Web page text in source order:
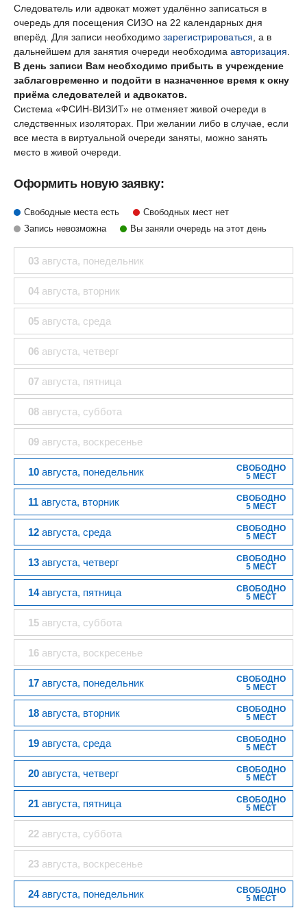
Следователь или адвокат может удалённо записаться в
очередь для посещения СИЗО на 22 календарных дня
вперёд. Для записи необходимо зарегистрироваться , а в
дальнейшем для занятия очереди необходима авторизация
В день записи Вам необходимо прибыть в учреждение
заблаговременно и подойти в назначенное время к окну
приёма следователей и адвокатов.
Система «ФСИН-ВИЗИТ» не отменяет живой очереди в
следственных изоляторах. При желании либо в случае, если
все места в виртуальной очереди заняты, можно занять
место в живой очереди.
Оформить новую заявку:
Свободные места есть
Свободных мест нет
Запись невозможна
Вы заняли очередь на этот день
03 августа, понедельник
04 августа, вторник
05 августа, среда
06 августа, четверг
07 августа, пятница
08 августа, суббота
09 августа, воскресенье
10 августа, понедельник
СВОБОДНО
5 МЕСТ
11 августа, вторник
СВОБОДНО
5 МЕСТ
12 августа, среда
СВОБОДНО
5 МЕСТ
13 августа, четверг
СВОБОДНО
5 МЕСТ
14августа, пятница
СВОБОДНО
5 МЕСТ
15 августа, суббота
16 августа, воскресенье
17 августа, понедельник
СВОБОДНО
5 МЕСТ
18 августа, вторник
СВОБОДНО
5 МЕСТ
19 августа, среда
СВОБОДНО
5 МЕСТ
20 августа, четверг
СВОБОДНО
5 МЕСТ
21 августа, пятница
СВОБОДНО
5 МЕСТ
22 августа, суббота
23 августа, воскресенье
24августа, понедельник
СВОБОДНО
5 МЕСТ